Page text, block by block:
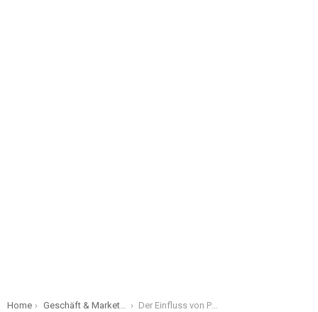
You are here:
Home Geschäft & Marketing Der Einfluss von Podcasts auf die öffentliche Meinung